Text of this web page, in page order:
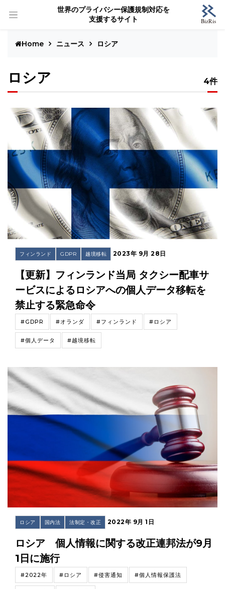
世界のプライバシー保護規制対応を
支援するサイト
Home ニュース ロシア
ロシア 4件
フィンランド GDPR 越境移転 2023年 9月 28日
【更新】フィンランド当局 タクシー配車サ
ービスによるロシアへの個人データ移転を
禁止する緊急命令
#GDPR #オランダ #フィンランド #ロシア
#個人データ #越境移転
ロシア 国内法 法制定・改正 2022年 9月 1日
ロシア 個人情報に関する改正連邦法が9月
1日に施行
#2022年 #ロシア #侵害通知 #個人情報保護法